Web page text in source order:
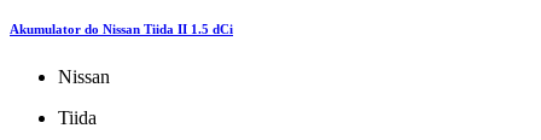
Akumulator do Nissan Tiida II 1.5 dCi
Nissan
Tiida